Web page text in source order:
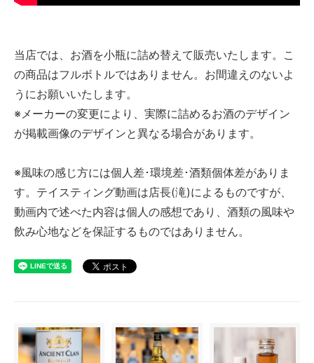
当店では、お酒を小瓶に詰め替えて販売いたします。こ
の商品はフルボトルではありません。お間違えのないよ
うにお願いいたします。
※メーカーの変更により、実際に詰めるお酒のデザイン
が掲載画像のデザインと異なる場合があります。
※風味の感じ方には個人差･環境差･酒類個体差がありま
す。テイスティング動画は店長(滝)によるものですが、
動画内で述べた内容は個人の感想であり、酒類の風味や
飲み心地などを保証するものではありません。